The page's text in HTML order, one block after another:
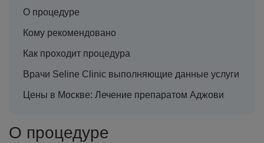
О процедуре
Кому рекомендовано
Как проходит процедура
Врачи Seline Clinic выполняющие данные услуги
Цены в Москве: Лечение препаратом Аджови
О процедуре